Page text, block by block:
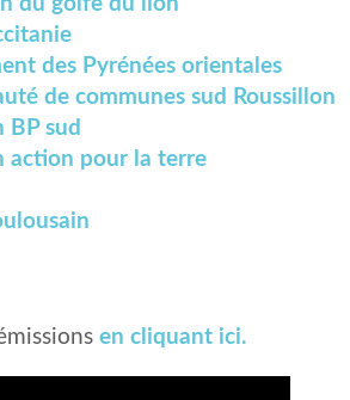
des Pyrénées orientales
de communes sud Roussillon
BP sud
action pour la terre
en cliquant ici.